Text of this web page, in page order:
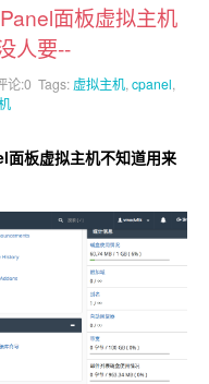
面板虚拟主机
人要--
论:0 Tags: 虚拟主机, cpanel,
板虚拟主机不知道用来